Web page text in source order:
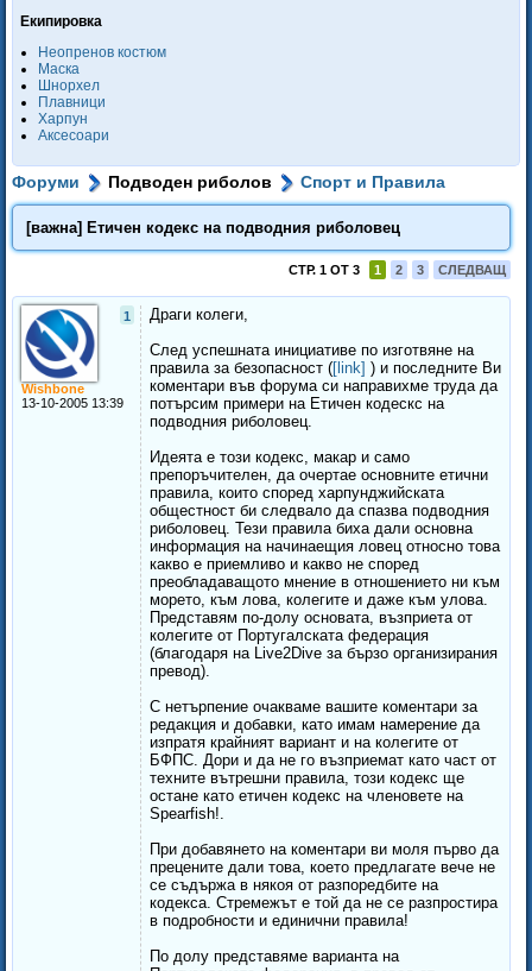
Екипировка
Неопренов костюм
Маска
Шнорхел
Плавници
Харпун
Аксесоари
Форуми Подводен риболов Спорт и Правила
[важна] Етичен кодекс на подводния риболовец
СТР. 1 ОТ 3 1 2 3 СЛЕДВАЩ
1
Wishbone
13-10-2005 13:39
Драги колеги,
След успешната инициативе по изготвяне на
правила за безопасност ([link] ) и последните Ви
коментари във форума си направихме труда да
потърсим примери на Етичен кодескс на
подводния риболовец.
Идеята е този кодекс, макар и само
препоръчителен, да очертае основните етични
правила, които според харпунджийската
общестност би следвало да спазва подводния
риболовец. Тези правила биха дали основна
информация на начинаещия ловец относно това
какво е приемливо и какво не според
преобладаващото мнение в отношението ни към
морето, към лова, колегите и даже към улова.
Представям по-долу основата, възприета от
колегите от Португалската федерация
(благодаря на Live2Dive за бързо организирания
превод).
С нетърпение очакваме вашите коментари за
редакция и добавки, като имам намерение да
изпратя крайният вариант и на колегите от
БФПС. Дори и да не го възприемат като част от
техните вътрешни правила, този кодекс ще
остане като етичен кодекс на членовете на
Spearfish!.
При добавянето на коментари ви моля първо да
прецените дали това, което предлагате вече не
се съдържа в някоя от разпоредбите на
кодекса. Стремежът е той да не се разпростира
в подробности и единични правила!
По долу представяме варианта на